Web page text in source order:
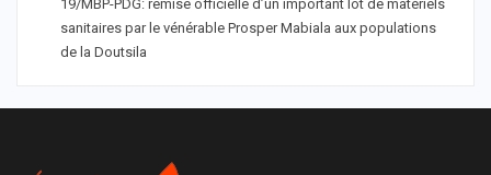
19/MBP-PDG: remise officielle d’un important lot de matériels
sanitaires par le vénérable Prosper Mabiala aux populations
de la Doutsila